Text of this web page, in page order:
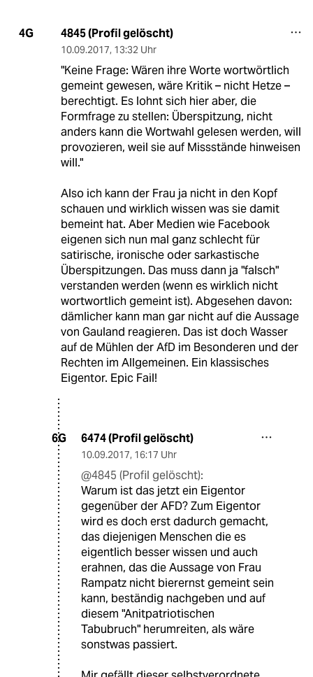
4G 4845 (Profil gelöscht)
10.09.2017, 13:32 Uhr
"Keine Frage: Wären ihre Worte wortwörtlich
gemeint gewesen, wäre Kritik – nicht Hetze –
berechtigt. Es lohnt sich hier aber, die
Formfrage zu stellen: Überspitzung, nicht
anders kann die Wortwahl gelesen werden, will
provozieren, weil sie auf Missstände hinweisen
will."
Also ich kann der Frau ja nicht in den Kopf
schauen und wirklich wissen was sie damit
bemeint hat. Aber Medien wie Facebook
eigenen sich nun mal ganz schlecht für
satirische, ironische oder sarkastische
Überspitzungen. Das muss dann ja "falsch"
verstanden werden (wenn es wirklich nicht
wortwortlich gemeint ist). Abgesehen davon:
dämlicher kann man gar nicht auf die Aussage
von Gauland reagieren. Das ist doch Wasser
auf de Mühlen der AfD im Besonderen und der
Rechten im Allgemeinen. Ein klassisches
Eigentor. Epic Fail!
6G 6474 (Profil gelöscht)
10.09.2017, 16:17 Uhr
@4845 (Profil gelöscht):
Warum ist das jetzt ein Eigentor
gegenüber der AFD? Zum Eigentor
wird es doch erst dadurch gemacht,
das diejenigen Menschen die es
eigentlich besser wissen und auch
erahnen, das die Aussage von Frau
Rampatz nicht bierernst gemeint sein
kann, beständig nachgeben und auf
diesem "Anitpatriotischen
Tabubruch" herumreiten, als wäre
sonstwas passiert.